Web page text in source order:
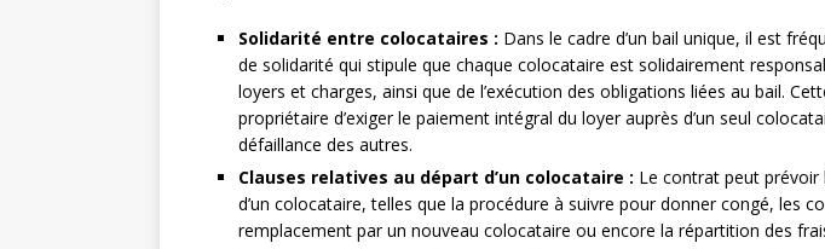
Solidarité entre colocataires : Dans le cadre d’un bail unique, il est
de solidarité qui stipule que chaque colocataire est solidairement
loyers et charges, ainsi que de l’exécution des obligations liées au bail.
propriétaire d’exiger le paiement intégral du loyer auprès d’un seul
défaillance des autres.
Clauses relatives au départ d’un colocataire : Le contrat peut
d’un colocataire, telles que la procédure à suivre pour donner congé, les
remplacement par un nouveau colocataire ou encore la répartition des